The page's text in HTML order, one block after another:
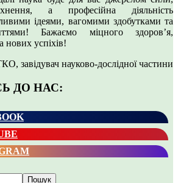
а професійна діяльність
ідеями, вагомими здобутками та
Бажаємо міцного здоров’я,
нових успіхів!
завідувач науково-дослідної частини
ДО НАС:
Пошук